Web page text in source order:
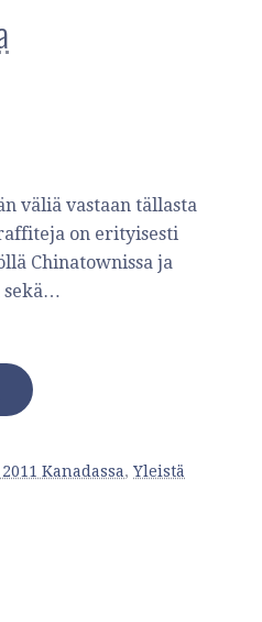
väliä vastaan tällasta
on erityisesti
Chinatownissa ja
sekä…
Kanadassa, Yleistä